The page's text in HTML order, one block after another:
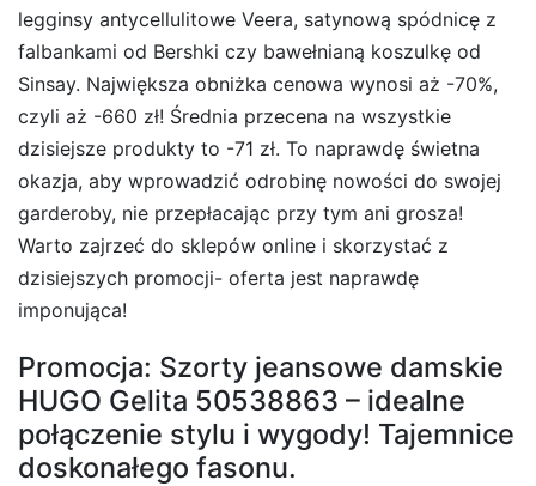
legginsy antycellulitowe Veera, satynową spódnicę z
falbankami od Bershki czy bawełnianą koszulkę od
Sinsay. Największa obniżka cenowa wynosi aż -70%,
czyli aż -660 zł! Średnia przecena na wszystkie
dzisiejsze produkty to -71 zł. To naprawdę świetna
okazja, aby wprowadzić odrobinę nowości do swojej
garderoby, nie przepłacając przy tym ani grosza!
Warto zajrzeć do sklepów online i skorzystać z
dzisiejszych promocji- oferta jest naprawdę
imponująca!
Promocja: Szorty jeansowe damskie
HUGO Gelita 50538863 – idealne
połączenie stylu i wygody! Tajemnice
doskonałego fasonu.